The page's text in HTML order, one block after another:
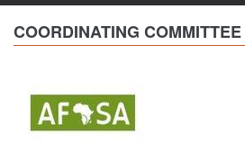
COORDINATING COMMITTEE